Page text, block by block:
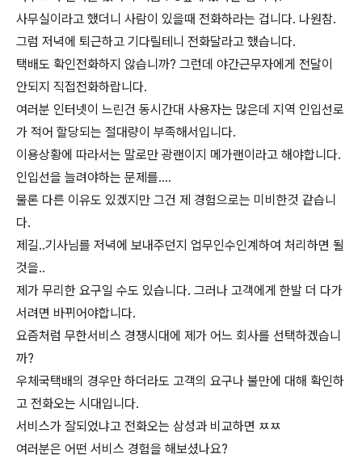
사무실이라고 했더니 사람이 있을때 전화하라는 겁니다. 나원참.
그럼 저녁에 퇴근하고 기다릴테니 전화달라고 했습니다.
택배도 확인전화하지 않습니까? 그런데 야간근무자에게 전달이
안되지 직접전화하랍니다.
여러분 인터넷이 느린건 동시간대 사용자는 많은데 지역 인입선로
가 적어 할당되는 절대량이 부족해서입니다.
이용상황에 따라서는 말로만 광랜이지 메가랜이라고 해야합니다.
인입선을 늘려야하는 문제를....
물론 다른 이유도 있겠지만 그건 제 경험으로는 미비한것 같습니
다.
제길..기사님를 저녁에 보내주던지 업무인수인계하여 처리하면 될
것을..
제가 무리한 요구일 수도 있습니다. 그러나 고객에게 한발 더 다가
서려면 바뀌어야합니다.
요즘처럼 무한서비스 경쟁시대에 제가 어느 회사를 선택하겠습니
까?
우체국택배의 경우만 하더라도 고객의 요구나 불만에 대해 확인하
고 전화오는 시대입니다.
서비스가 잘되었냐고 전화오는 삼성과 비교하면 ㅉㅉ
여러분은 어떤 서비스 경험을 해보셨나요?